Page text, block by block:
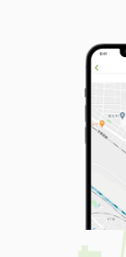
間
青森県八戸市大
青森県八戸市江